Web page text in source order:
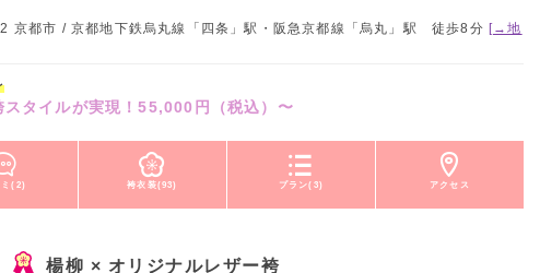
京都市 / 京都地下鉄烏丸線「四条」駅・阪急京都線「烏丸」駅 徒歩8分 [→地
タイルが実現！55,000円（税込）〜
ミ(2) 袴衣装(93) プラン(3) アクセス
楊柳 × オリジナルレザー袴